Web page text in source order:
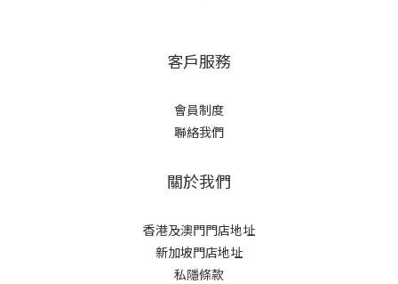
客戶服務
會員制度
聯絡我們
關於我們
香港及澳門門店地址
新加坡門店地址
私隱條款